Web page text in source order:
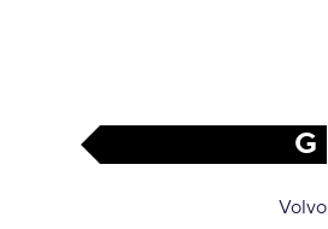
G
Volvo